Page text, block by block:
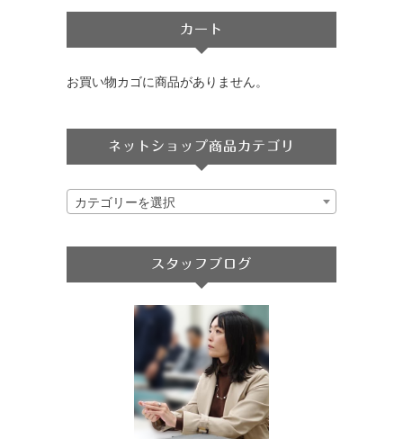
カート
お買い物カゴに商品がありません。
ネットショップ商品カテゴリ
カテゴリーを選択
スタッフブログ